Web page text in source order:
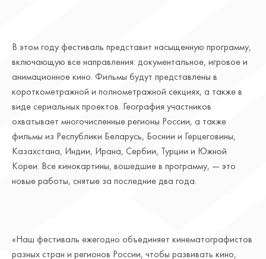
В этом году фестиваль представит насыщенную программу,
включающую все направления: документальное, игровое и
анимационное кино. Фильмы будут представлены в
короткометражной и полнометражной секциях, а также в
виде сериальных проектов. География участников
охватывает многочисленные регионы России, а также
фильмы из Республики Беларусь, Боснии и Герцеговины,
Казахстана, Индии, Ирана, Сербии, Турции и Южной
Кореи. Все кинокартины, вошедшие в программу, — это
новые работы, снятые за последние два года.
«Наш фестиваль ежегодно объединяет кинематографистов
разных стран и регионов России, чтобы развивать кино,